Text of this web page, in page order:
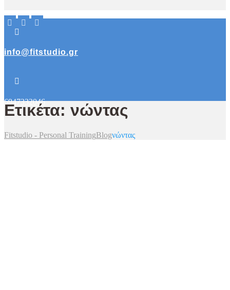
info@fitstudio.gr
6947332046
Ετικέτα: νώντας
Fitstudio - Personal TrainingBlogνώντας